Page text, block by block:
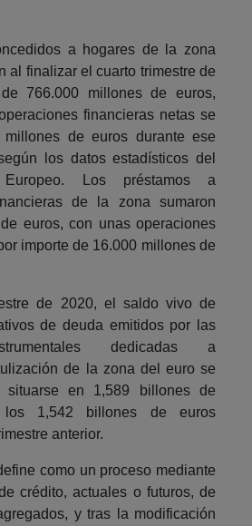
a hogares de la zona
al finalizar el cuarto trimestre de
766.000 millones de euros,
financieras netas se
de euros durante ese
los datos estadísticos del
Los préstamos a
de la zona sumaron
euros, con unas operaciones
importe de 16.000 millones de
de 2020, el saldo vivo de
de deuda emitidos por las
dedicadas a
de la zona del euro se
situarse en 1,589 billones de
1,542 billones de euros
anterior.
como un proceso mediante
crédito, actuales o futuros, de
y tras la modificación